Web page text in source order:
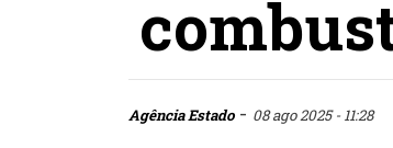
Agência Estado- 08 ago 2025 - 11:28